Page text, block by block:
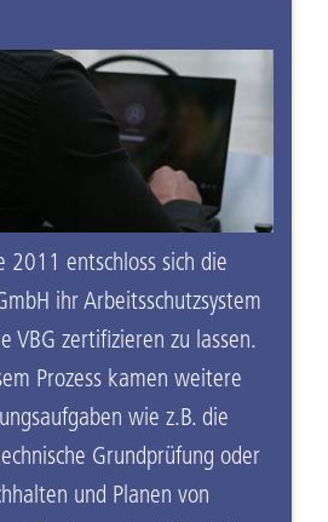
2011 entschloss sich die
ihr Arbeitsschutzsystem
VBG zertifizieren zu lassen.
Prozess kamen weitere
wie z.B. die
Grundprüfung oder
und Planen von